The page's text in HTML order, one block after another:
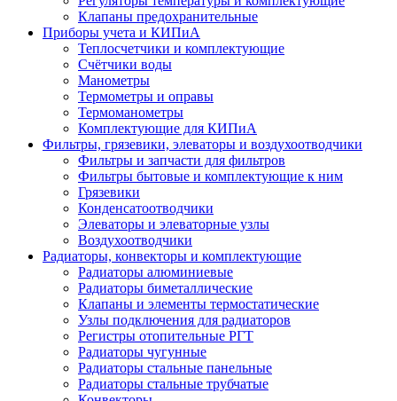
Клапаны предохранительные
Приборы учета и КИПиА
Теплосчетчики и комплектующие
Счётчики воды
Манометры
Термометры и оправы
Термоманометры
Комплектующие для КИПиА
Фильтры, грязевики, элеваторы и воздухоотводчики
Фильтры и запчасти для фильтров
Фильтры бытовые и комплектующие к ним
Грязевики
Конденсатоотводчики
Элеваторы и элеваторные узлы
Воздухоотводчики
Радиаторы, конвекторы и комплектующие
Радиаторы алюминиевые
Радиаторы биметаллические
Клапаны и элементы термостатические
Узлы подключения для радиаторов
Регистры отопительные РГТ
Радиаторы чугунные
Радиаторы стальные панельные
Радиаторы стальные трубчатые